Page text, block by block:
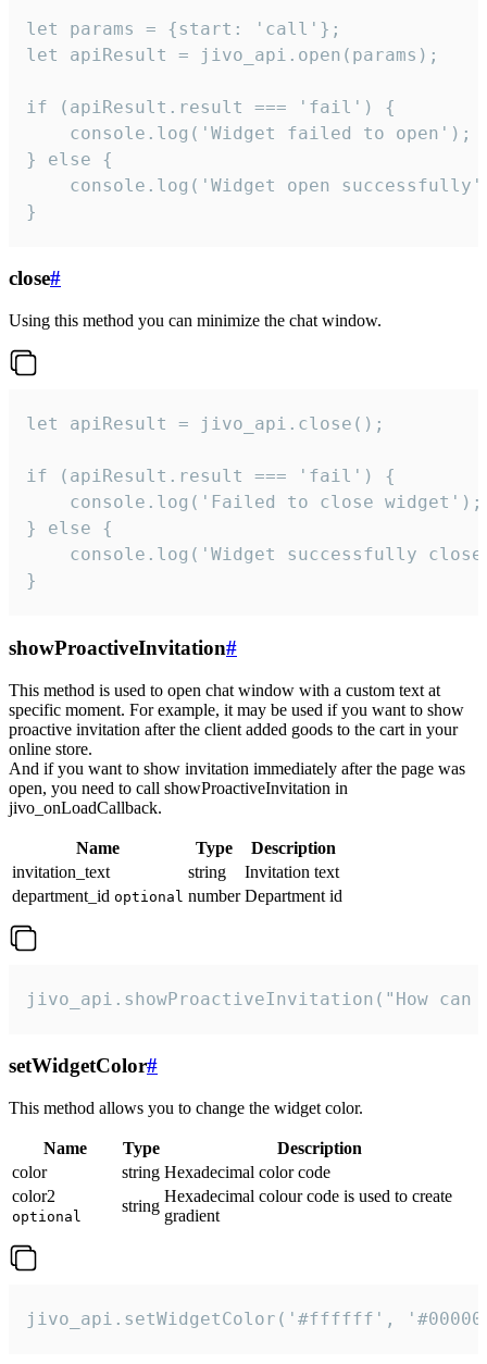
let params = {start: 'call'};
let apiResult = jivo_api.open(params);
if (apiResult.result === 'fail') {
    console.log('Widget failed to open');
} else {
console.log('Widget open
}
close#
Using this method you can minimize the chat window.
let apiResult = jivo_api.close();
if (apiResult.result === 'fail') {
    console.log('Failed to close widget');
} else {
console.log('Widget successfully
}
showProactiveInvitation#
This method is used to open chat window with a custom text at
specific moment. For example, it may be used if you want to show
proactive invitation after the client added goods to the cart in your
online store.
And if you want to show invitation immediately after the page was
open, you need to call showProactiveInvitation in
jivo_onLoadCallback.
Name Type
Description
invitation_text
string
Invitation text
department_id optional number Department id
jivo_api.showProactiveInvitation("How
setWidgetColor#
This method allows you to change the widget color.
Name Type
Description
color
string Hexadecimal color code
color2
optional
string
Hexadecimal colour code is used to create
gradient
jivo_api.setWidgetColor('#ffffff',